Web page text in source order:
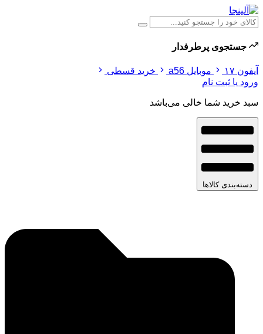
جستجوی پرطرفدار
آیفون ۱۷ موبایل a56
خرید قسطی
ورود یا ثبت نام
سبد خرید شما خالی می‌باشد
دسته‌بندی کالاها